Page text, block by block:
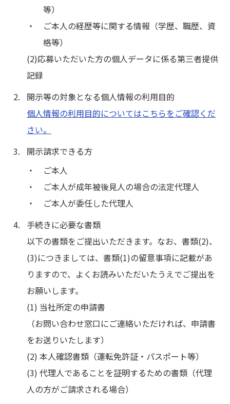
等）
ご本人の経歴等に関する情報（学歴、職歴、資
格等）
(2)応募いただいた方の個人データに係る第三者提供
記録
開示等の対象となる個人情報の利用目的
個人情報の利用目的についてはこちらをご確認くだ
さい。
開示請求できる方
ご本人
ご本人が成年被後見人の場合の法定代理人
ご本人が委任した代理人
手続きに必要な書類
以下の書類をご提出いただきます。なお、書類(2)、
(3)につきましては、書類(1)の留意事項に記載があ
りますので、よくお読みいただいたうえでご提出を
お願いします。
(1) 当社所定の申請書
（お問い合わせ窓口にご連絡いただければ、申請書
をお送りいたします）
(2) 本人確認書類（運転免許証・パスポート等）
(3) 代理人であることを証明するための書類（代理
人の方がご請求される場合）